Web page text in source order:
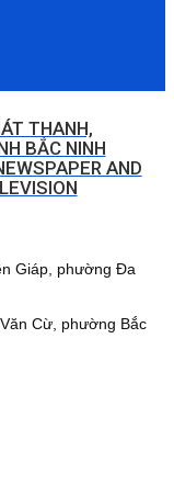
THANH,
BẮC NINH
AND
Giáp, phường Đa
Cừ, phường Bắc